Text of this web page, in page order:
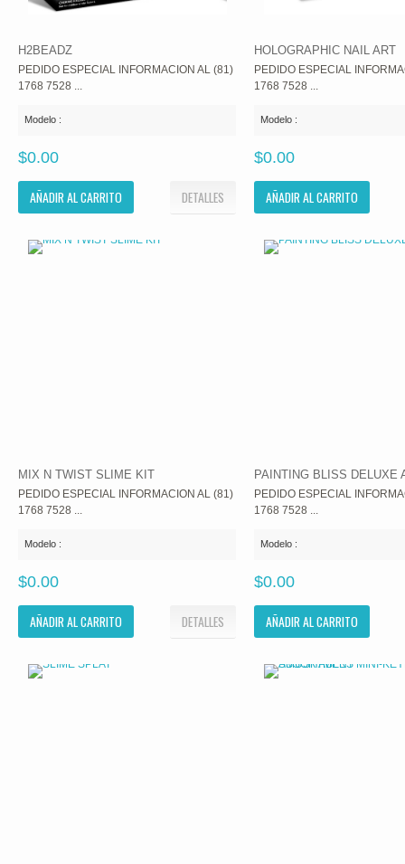
H2BEADZ
PEDIDO ESPECIAL INFORMACION AL (81)
1768 7528 ...
Modelo :
$0.00
DETALLES
AÑADIR AL CARRITO
HOLOGRAPHIC NAIL ART
PEDIDO ESPECIAL
1768 7528 ...
Modelo :
$0.00
AÑADIR AL CARRITO
MIX N TWIST SLIME KIT
PEDIDO ESPECIAL INFORMACION AL (81)
1768 7528 ...
Modelo :
$0.00
DETALLES
AÑADIR AL CARRITO
PAINTING BLISS DELUXE
PEDIDO ESPECIAL
1768 7528 ...
Modelo :
$0.00
AÑADIR AL CARRITO